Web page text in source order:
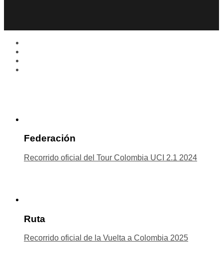
Federación
Recorrido oficial del Tour Colombia UCI 2.1 2024
Ruta
Recorrido oficial de la Vuelta a Colombia 2025